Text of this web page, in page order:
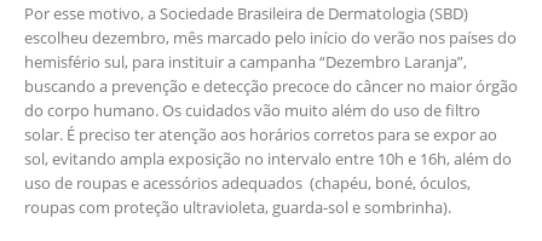
Por esse motivo, a Sociedade Brasileira de Dermatologia (SBD)
escolheu dezembro, mês marcado pelo início do verão nos países do
hemisfério sul, para instituir a campanha “Dezembro Laranja”,
buscando a prevenção e detecção precoce do câncer no maior órgão
do corpo humano. Os cuidados vão muito além do uso de filtro
solar. É preciso ter atenção aos horários corretos para se expor ao
sol, evitando ampla exposição no intervalo entre 10h e 16h, além do
uso de roupas e acessórios adequados (chapéu, boné, óculos,
roupas com proteção ultravioleta, guarda-sol e sombrinha).